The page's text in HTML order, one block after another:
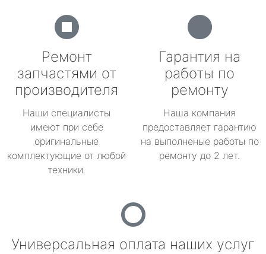
Ремонт
запчастями от
производителя
Наши специалисты
имеют при себе
оригинальные
комплектующие от любой
техники.
Гарантия на
работы по
ремонту
Наша компания
предоставляет гарантию
на выполненые работы по
ремонту до 2 лет.
Универсальная оплата наших услуг